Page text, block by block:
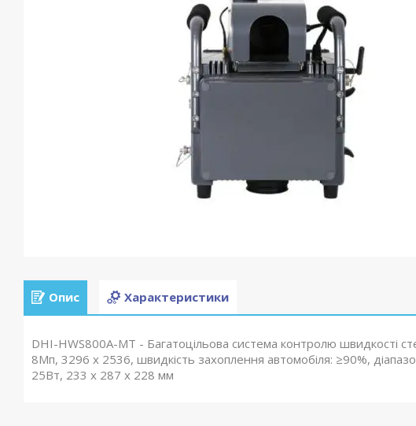
Опис Характеристики
DHI-HWS800A-MT - Багатоцільова система контролю швидкості
8Mп, 3296 х 2536, швидкість захоплення автомобіля: ≥90%,
25Вт, 233 х 287 х 228 мм